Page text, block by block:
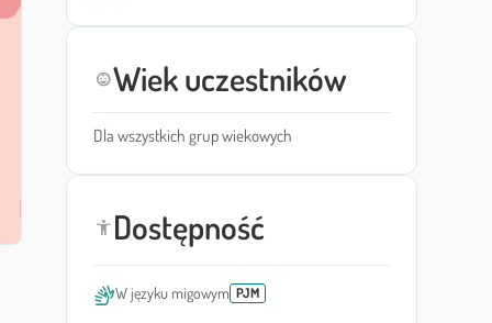
child_careWiek uczestników
Dla wszystkich grup wiekowych
accessibility_newDostępność
sign_languageW języku migowym PJM